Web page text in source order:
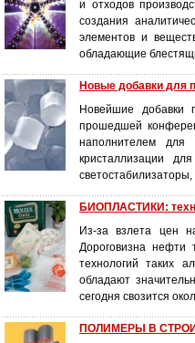
и отходов
создания
элементов и
обладающие
Новые добавки для
Новейшие добавки
прошедшей
наполнителем для
кристаллизации
БИОПЛАСТИКИ:
Из-за взлета цен
Дороговизна нефти
технологий таких
обладают
сегодня свозится
ПОЛИМЕРЫ В